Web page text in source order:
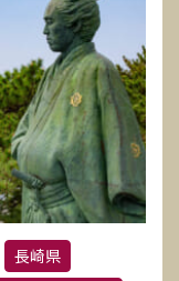
長崎県